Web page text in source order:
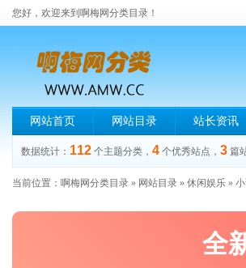
您好，欢迎来到啊梅网分类目录！
网站首页 网站目录 站长资讯
数据统计： 112 个主题分类， 4 个优秀站点， 3 篇
当前位置： 啊梅网分类目录 » 网站目录 » 休闲娱乐 »
全